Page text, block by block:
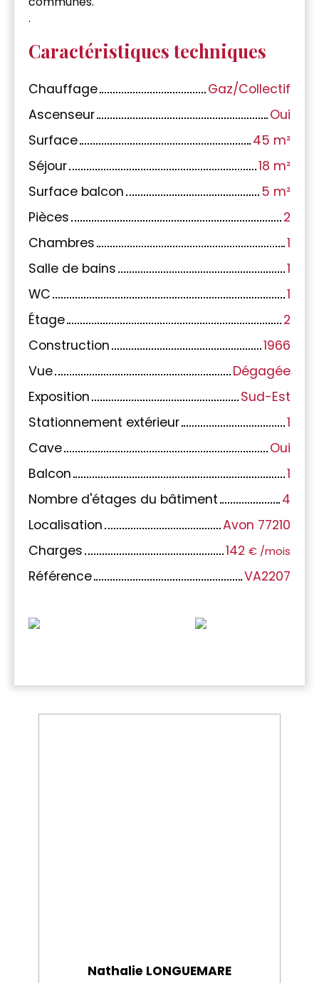
.
Caractéristiques techniques
Chauffage
Gaz/Collectif
Ascenseur
Oui
Surface
45 m²
Séjour
18 m²
Surface balcon
5 m²
Pièces
2
Chambres
1
Salle de bains
1
WC
1
Étage
2
Construction
1966
Vue
Dégagée
Exposition
Sud-Est
Stationnement extérieur
1
Cave
Oui
Balcon
1
Nombre d'étages du bâtiment
4
Localisation
Avon 77210
Charges
142 € /mois
Référence VA2207
Nathalie LONGUEMARE